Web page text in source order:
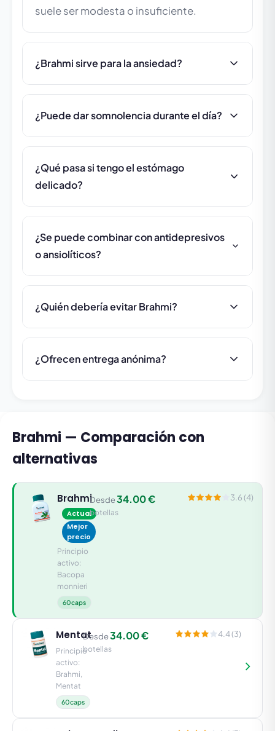
suele ser modesta o insuficiente.
¿Brahmi sirve para la ansiedad?
¿Puede dar somnolencia durante el día?
¿Qué pasa si tengo el estómago
delicado?
¿Se puede combinar con antidepresivos
o ansiolíticos?
¿Quién debería evitar Brahmi?
¿Ofrecen entrega anónima?
Brahmi — Comparación con
alternativas
Brahmi
Actual
Mejor
precio
Principio
activo:
Bacopa
monnieri
60caps
Desde34.00 €
botellas
3.6 (4)
Mentat
Principio
activo:
Brahmi,
Mentat
60caps
Desde34.00 €
botellas
4.4 (3)